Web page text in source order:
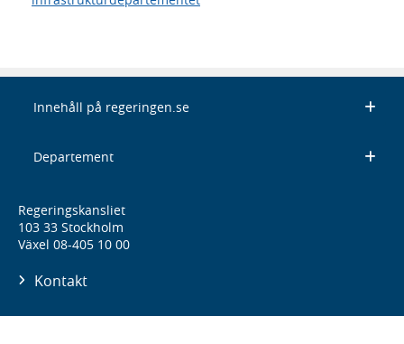
Innehåll på regeringen.se
Departement
Regeringskansliet
103 33 Stockholm
Växel 08-405 10 00
Kontakt